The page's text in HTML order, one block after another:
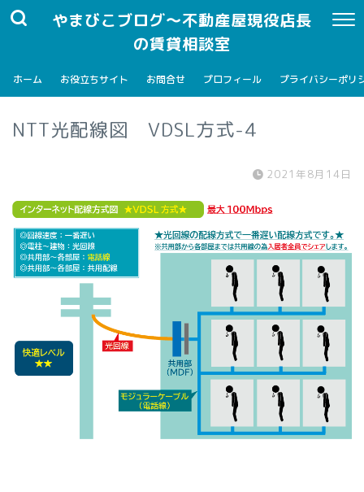
やまびこブログ～不動産屋現役店長
の賃貸相談室
ホーム お役立ちサイト お問合せ プロフィール プライバシーポリ
NTT光配線図 VDSL方式-4
2021年8月14日